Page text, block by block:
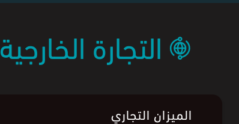
التجارة الخارجية
الميزان التجاري